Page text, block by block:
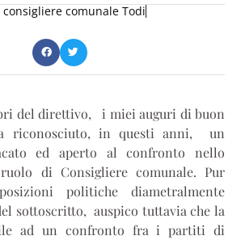
comunale Todi
del direttivo, i miei auguri di buon
riconosciuto, in questi anni, un
ed aperto al confronto nello
di Consigliere comunale. Pur
politiche diametralmente
sottoscritto, auspico tuttavia che la
ad un confronto fra i partiti di